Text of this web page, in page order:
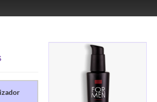
Hidratante Victoria's Secret com
brilho - Velvet petals